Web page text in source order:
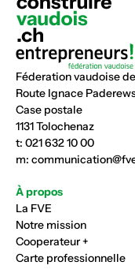
Féderation vaudoise
Route Ignace
Case postale
1131 Tolochenaz
t: 021 632 10 00
m:
À propos
La FVE
Notre mission
Cooperateur +
Carte professionnelle